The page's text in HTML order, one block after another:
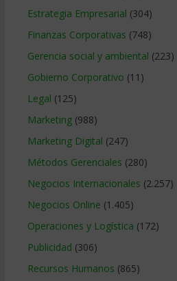
Estrategia Empresarial (304)
Finanzas Corporativas (748)
Gerencia social y ambiental (223)
Gobierno Corporativo (11)
Legal (125)
Marketing(988)
Marketing Digital (247)
Métodos Gerenciales (280)
Negocios Internacionales (2.257)
Negocios Online (1.405)
Operaciones y Logística (172)
Publicidad (306)
Recursos Humanos (865)